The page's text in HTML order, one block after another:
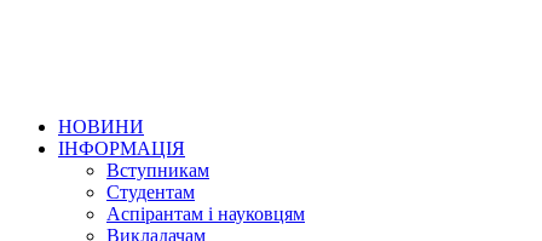
НОВИНИ
ІНФОРМАЦІЯ
Вступникам
Студентам
Аспірантам і науковцям
Викладачам